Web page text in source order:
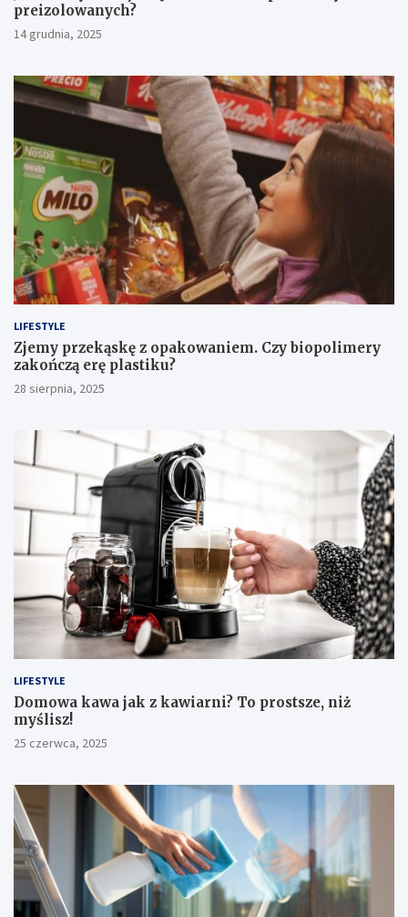
preizolowanych?
14 grudnia, 2025
LIFESTYLE
Zjemy przekąskę z opakowaniem. Czy biopolimery
zakończą erę plastiku?
28 sierpnia, 2025
LIFESTYLE
​Domowa kawa jak z kawiarni? To prostsze, niż
myślisz!
25 czerwca, 2025